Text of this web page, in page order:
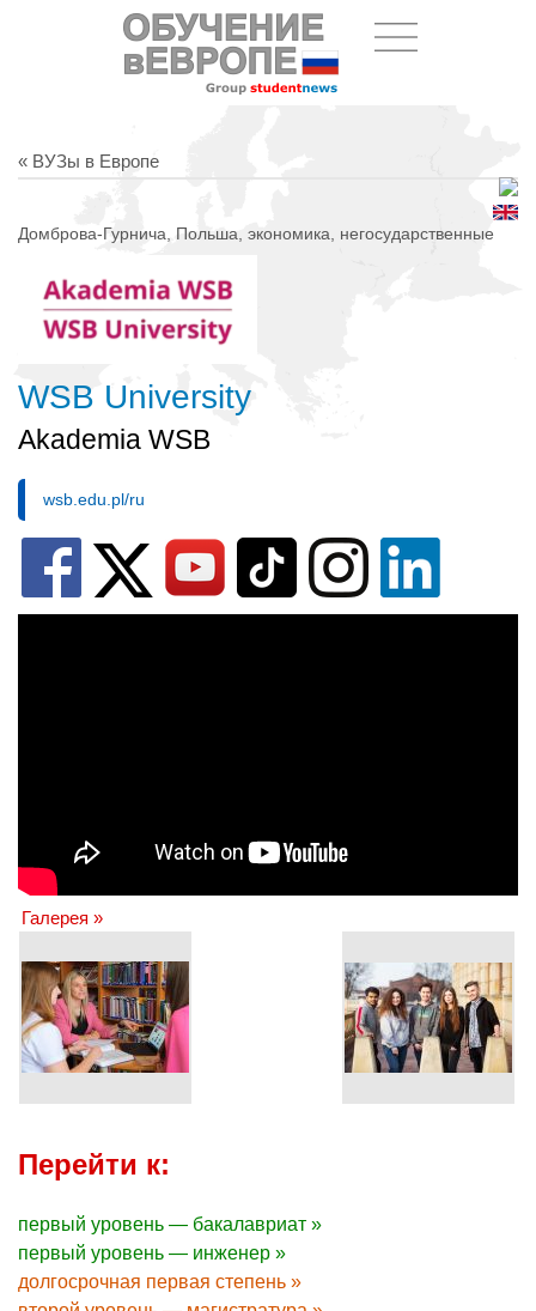
« ВУЗы в Европе
Домброва-Гурнича, Польша, экономика, негосударственные
WSB University
Akademia WSB
wsb.edu.pl/ru
Галерея »
Перейти к:
первый уровень — бакалавриат »
первый уровень — инженер »
долгосрочная первая степень »